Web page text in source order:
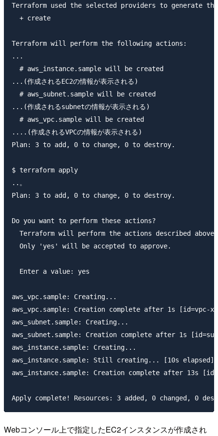
Terraform used the selected providers to generate
  + create
Terraform will perform the following actions:
...
  # aws_instance.sample will be created
...(作成されるEC2の情報が表示される)
  # aws_subnet.sample will be created
...(作成されるsubnetの情報が表示される)
  # aws_vpc.sample will be created
....(作成されるVPCの情報が表示される)
Plan: 3 to add, 0 to change, 0 to destroy.
$ terraform apply
..。
Plan: 3 to add, 0 to change, 0 to destroy.
Do you want to perform these actions?
  Terraform will perform the actions described above.
  Only 'yes' will be accepted to approve.
  Enter a value: yes
aws_vpc.sample: Creating...
aws_vpc.sample: Creation complete after 1s [id=vpc-
aws_subnet.sample: Creating...
aws_subnet.sample: Creation complete after 1s
aws_instance.sample: Creating...
aws_instance.sample: Still creating... [10s elapsed]
aws_instance.sample: Creation complete after 13s
Webコンソール上で指定したEC2インスタンスが作成され